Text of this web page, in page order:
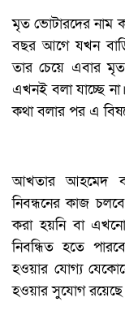
মৃত ভোটারদের নাম
বছর আগে যখন বাড়ি
তার চেয়ে এবার
এখনই বলা যাচ্ছে
কথা বলার পর এ
আখতার আহমেদ
নিবন্ধনের কাজ
করা হয়নি বা
নিবন্ধিত হতে
হওয়ার যোগ্য
হওয়ার সুযোগ